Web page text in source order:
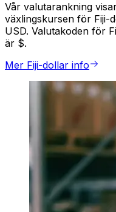
Vår valutarankning
växlingskursen för Fiji-
USD. Valutakoden för
är $.
Mer Fiji-dollar info